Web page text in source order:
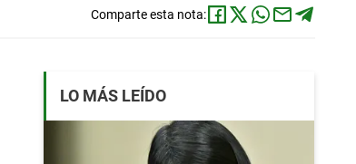
Comparte esta nota:
LO MÁS LEÍDO